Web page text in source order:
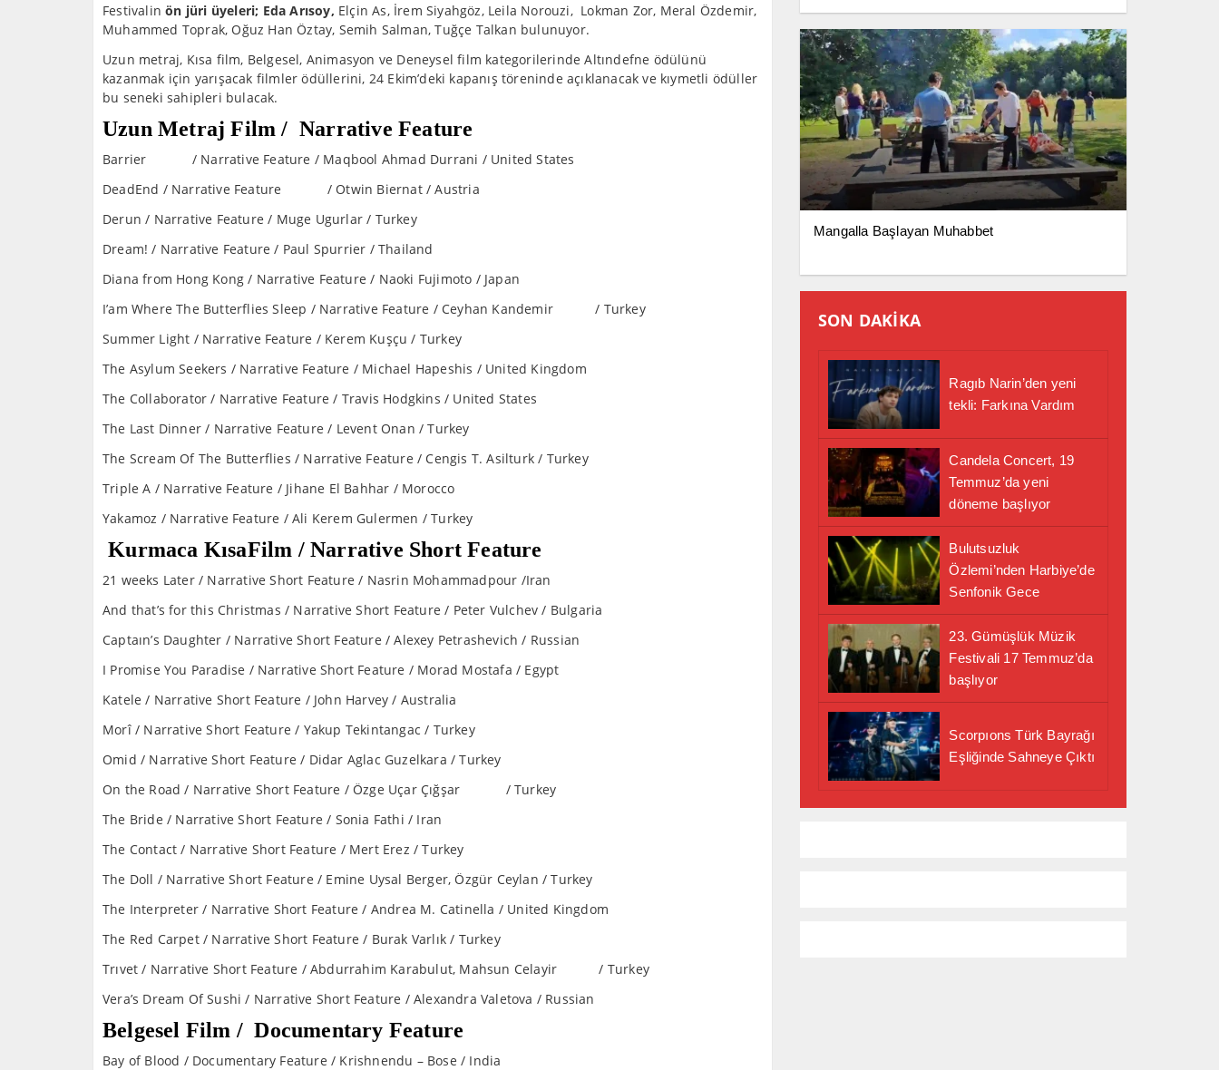
Festivalinön jüri üyeleri; Eda Arısoy, Elçin As, İrem Siyahgöz, Leila Norouzi, Lokman Zor, Meral Özdemir,
Muhammed Toprak, Oğuz Han Öztay, Semih Salman, Tuğçe Talkan bulunuyor.
Uzun metraj, Kısa film, Belgesel, Animasyon ve Deneysel film kategorilerinde Altındefne ödülünü
kazanmak için yarışacak filmler ödüllerini, 24 Ekim’deki kapanış töreninde açıklanacak ve kıymetli ödüller
bu seneki sahipleri bulacak.
Uzun Metraj Film / Narrative Feature
Barrier / Narrative Feature / Maqbool Ahmad Durrani / United States
DeadEnd / Narrative Feature / Otwin Biernat / Austria
Derun / Narrative Feature / Muge Ugurlar / Turkey
Dream! / Narrative Feature / Paul Spurrier / Thailand
Diana from Hong Kong / Narrative Feature / Naoki Fujimoto / Japan
I’am Where The Butterflies Sleep / Narrative Feature / Ceyhan Kandemir / Turkey
Summer Light / Narrative Feature / Kerem Kuşçu / Turkey
The Asylum Seekers / Narrative Feature / Michael Hapeshis / United Kingdom
The Collaborator / Narrative Feature / Travis Hodgkins / United States
The Last Dinner / Narrative Feature / Levent Onan / Turkey
The Scream Of The Butterflies / Narrative Feature / Cengis T. Asilturk / Turkey
Triple A / Narrative Feature / Jihane El Bahhar / Morocco
Yakamoz / Narrative Feature / Ali Kerem Gulermen / Turkey
Kurmaca KısaFilm / Narrative Short Feature
21 weeks Later / Narrative Short Feature / Nasrin Mohammadpour /Iran
And that’s for this Christmas / Narrative Short Feature / Peter Vulchev / Bulgaria
Captaın’s Daughter / Narrative Short Feature / Alexey Petrashevich / Russian
I Promise You Paradise / Narrative Short Feature / Morad Mostafa / Egypt
Katele / Narrative Short Feature / John Harvey / Australia
Morî / Narrative Short Feature / Yakup Tekintangac / Turkey
Omid / Narrative Short Feature / Didar Aglac Guzelkara / Turkey
On the Road / Narrative Short Feature / Özge Uçar Çığşar / Turkey
The Bride / Narrative Short Feature / Sonia Fathi / Iran
The Contact / Narrative Short Feature / Mert Erez / Turkey
The Doll / Narrative Short Feature / Emine Uysal Berger, Özgür Ceylan / Turkey
The Interpreter / Narrative Short Feature / Andrea M. Catinella / United Kingdom
The Red Carpet / Narrative Short Feature / Burak Varlık / Turkey
Trıvet / Narrative Short Feature / Abdurrahim Karabulut, Mahsun Celayir / Turkey
Vera’s Dream Of Sushi / Narrative Short Feature / Alexandra Valetova / Russian
Belgesel Film / Documentary Feature
Bay of Blood / Documentary Feature / Krishnendu – Bose / India
Mangalla Başlayan Muhabbet
SON DAKİKA
Ragıb Narin’den yeni
tekli: Farkına Vardım
Candela Concert, 19
Temmuz’da yeni
döneme başlıyor
Bulutsuzluk
Özlemi’nden Harbiye’de
Senfonik Gece
23. Gümüşlük Müzik
Festivali 17 Temmuz’da
başlıyor
Scorpıons Türk Bayrağı
Eşliğinde Sahneye Çıktı